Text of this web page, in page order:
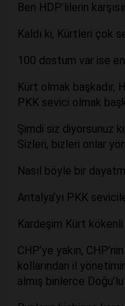
Ben HDP’lilerin
Kaldı ki, Kürtleri çok
100 dostum var ise en
Kürt olmak başkadır,
PKK sevici olmak
Şimdi siz diyorsunuz
Sizleri, bizleri onlar
Nasıl böyle bir
Antalya’yı PKK
Kardeşim Kürt
CHP’ye yakın,
kollarından il
almış binlerce